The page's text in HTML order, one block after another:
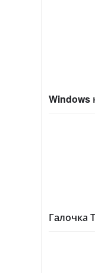
Windows
Галочка